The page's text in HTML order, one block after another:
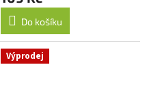
Do košíku
Výprodej